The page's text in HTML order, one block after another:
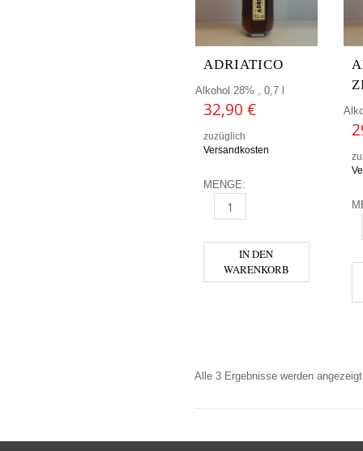
ADRIATICO
Alkohol 28% , 0,7 l
32,90 €
zuzüglich
Versandkosten
MENGE:
ADRIATICO MENGE
IN DEN
WARENKORB
Alle 3 Ergebnisse werden angezeigt